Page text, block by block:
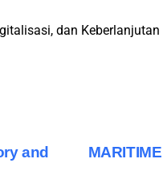
dan Keberlanjutan
and